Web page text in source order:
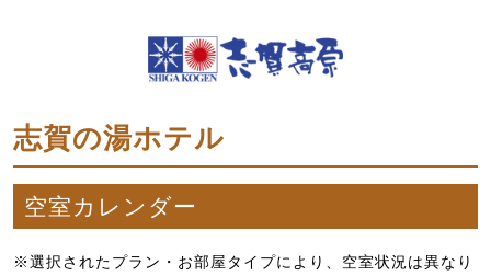
志賀の湯ホテル
空室カレンダー
※選択されたプラン・お部屋タイプにより、空室状況は異なり